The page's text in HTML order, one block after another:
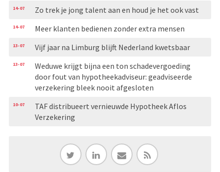
14-07 Zo trek je jong talent aan en houd je het ook vast
14-07 Meer klanten bedienen zonder extra mensen
13-07 Vijf jaar na Limburg blijft Nederland kwetsbaar
13-07
Weduwe krijgt bijna een ton schadevergoeding
door fout van hypotheekadviseur: geadviseerde
verzekering bleek nooit afgesloten
10-07
TAF distribueert vernieuwde Hypotheek Aflos
Verzekering